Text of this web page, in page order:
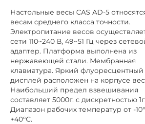
Настольные весы CAS AD-5
весам среднего класса точности.
Электропитание весов
сети 110~240 В, 49~51 Гц через
адаптер. Платформа выполнена из
нержавеющей стали. Мембранная
клавиатура. Яркий флуоресцентный
дисплей расположен на корпусе
Наибольший предел взвешивания
составляет 5000г. с дискретностью 1г.
Диапазон рабочих температур от -
+40°C.